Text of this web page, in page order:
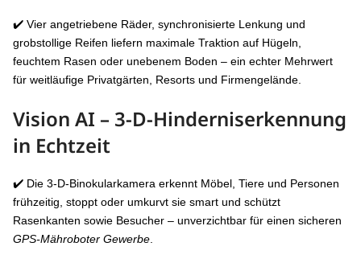
✔️ Vier angetriebene Räder, synchronisierte Lenkung und
grobstollige Reifen liefern maximale Traktion auf Hügeln,
feuchtem Rasen oder unebenem Boden – ein echter Mehrwert
für weitläufige Privatgärten, Resorts und Firmengelände.
Vision AI – 3-D-Hinderniserkennung
in Echtzeit
✔️ Die 3-D-Binokularkamera erkennt Möbel, Tiere und Personen
frühzeitig, stoppt oder umkurvt sie smart und schützt
Rasenkanten sowie Besucher – unverzichtbar für einen sicheren
GPS-Mähroboter Gewerbe